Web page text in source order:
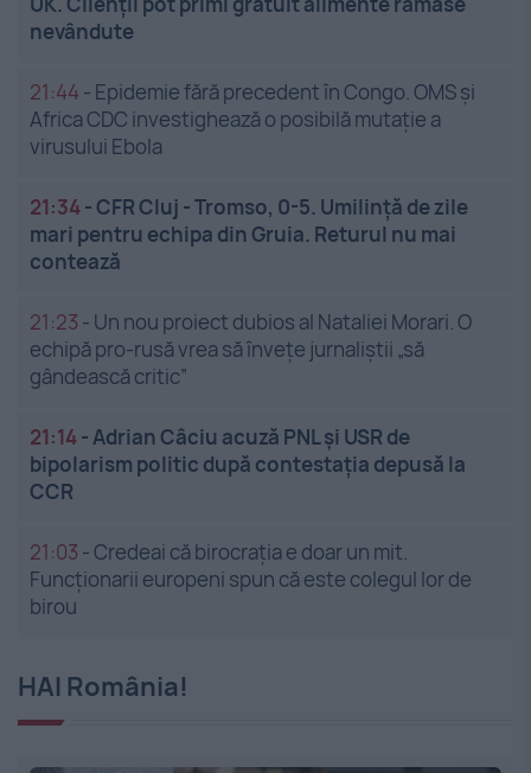
nevândute
21:44 - Epidemie fără precedent în Congo. OMS și
Africa CDC investighează o posibilă mutație a
virusului Ebola
21:34-CFR Cluj - Tromso, 0-5. Umilință de zile
mari pentru echipa din Gruia. Returul nu mai
contează
21:23 - Un nou proiect dubios al Nataliei Morari. O
echipă pro-rusă vrea să înveţe jurnaliştii „să
gândească critic”
21:14-Adrian Câciu acuză PNL și USR de
bipolarism politic după contestația depusă la
CCR
21:03 -Credeai că birocrația e doar un mit.
Funcționarii europeni spun că este colegul lor de
birou
HAI România!